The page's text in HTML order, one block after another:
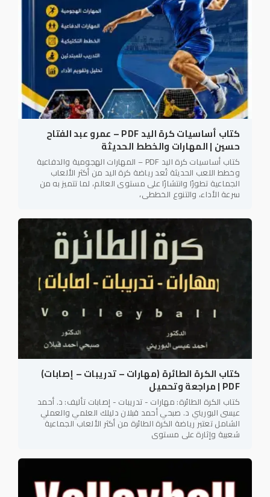
كتاب أساسيات كرة اليد PDF – عمرو عبد الفتاح
حسين | المهارات والخطط الحديثة
كتاب أساسيات كرة اليد PDF – المهارات الهجومية والدفاعية
وخطط اللعب الحديثة تُعد رياضة كرة اليد من أكثر الألعاب
الجماعية تطورًا وانتشارًا على مستوى العالم، لما تتميز به من
سرعة الأداء، والتنوع الخططي،
كتاب الكرة الطائرة (مهارات – تدريبات – إصابات)
PDF | مراجعة وتحميل
كتاب الكرة الطائرة: مهارات - تدريبات - إصابات تأليف: د. أحمد
عيسى البوريني د. صبحي أحمد قبلان دليلك العلمي والعملي
الشامل تعتبر رياضة الكرة الطائرة من أكثر الألعاب الجماعية
شعبية وإثارة على مستوى